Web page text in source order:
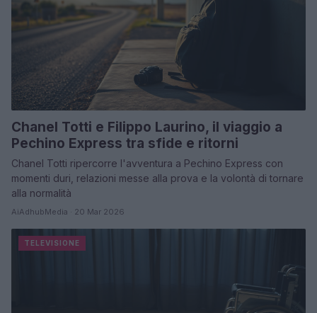
Chanel Totti e Filippo Laurino, il viaggio a
Pechino Express tra sfide e ritorni
Chanel Totti ripercorre l'avventura a Pechino Express con
momenti duri, relazioni messe alla prova e la volontà di tornare
alla normalità
AiAdhubMedia · 20 Mar 2026
TELEVISIONE